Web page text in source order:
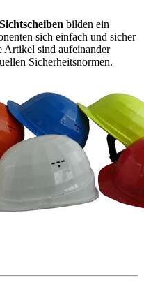
bilden ein
sich einfach und sicher
Artikel sind aufeinander
Sicherheitsnormen.